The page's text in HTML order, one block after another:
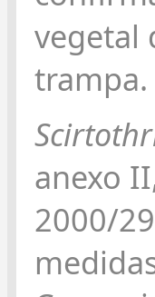
vegetal
trampa.
anexo
2000/